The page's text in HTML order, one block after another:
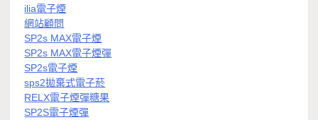
ilia電子煙
網站顧問
SP2s MAX電子煙
SP2s MAX電子煙彈
SP2s電子煙
sps2拋棄式電子菸
RELX電子煙彈糖果
SP2S電子煙彈